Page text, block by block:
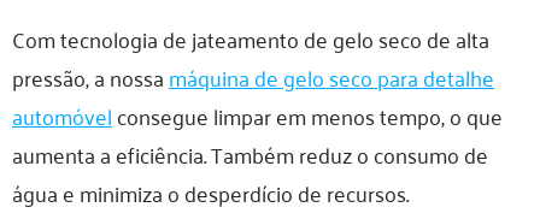
Com tecnologia de jateamento de gelo seco de alta
pressão, a nossamáquina de gelo seco para detalhe
automóvelconsegue limpar em menos tempo, o que
aumenta a eficiência. Também reduz o consumo de
água e minimiza o desperdício de recursos.